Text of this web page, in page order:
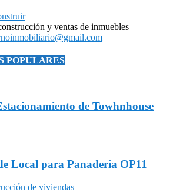
y ventas de inmuebles
POPULARES
de Towhnhouse
Local para Panadería OP11